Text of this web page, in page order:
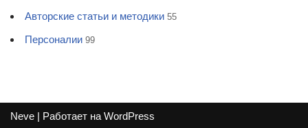
Авторские статьи и методики 55
Персоналии 99
Neve | Работает на WordPress